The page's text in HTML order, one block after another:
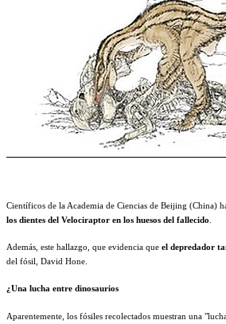
Científicos de la Academia de Ciencias de Beijing (China)
los dientes del Velociraptor en los huesos del fallecido.
Además, este hallazgo, que evidencia que el depredador
del fósil, David Hone.
¿Una lucha entre dinosaurios
Aparentemente, los fósiles recolectados muestran una